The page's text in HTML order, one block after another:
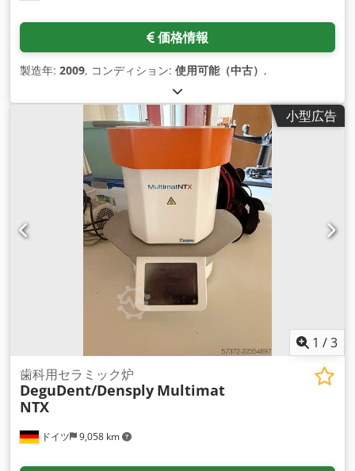
価格情報
製造年: 2009, コンディション: 使用可能（中古） ,
小型広告
1 /3
ドイツ 9,058 km
歯科用セラミック炉
DeguDent/Densply Multimat
NTX